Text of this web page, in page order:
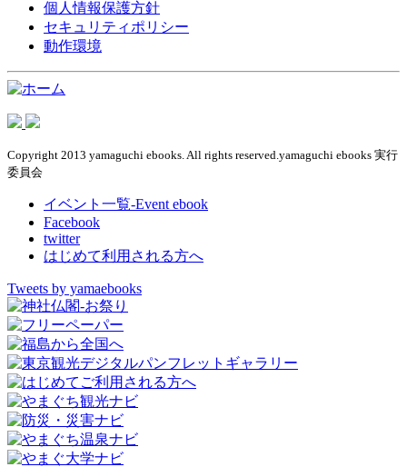
個人情報保護方針
セキュリティポリシー
動作環境
Copyright 2013 yamaguchi ebooks. All rights reserved.yamaguchi ebooks 実行
委員会
イベント一覧-Event ebook
Facebook
twitter
はじめて利用される方へ
Tweets by yamaebooks